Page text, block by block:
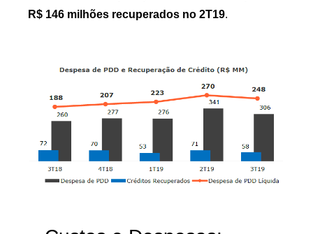
R$ 146 milhões recuperados no 2T19.